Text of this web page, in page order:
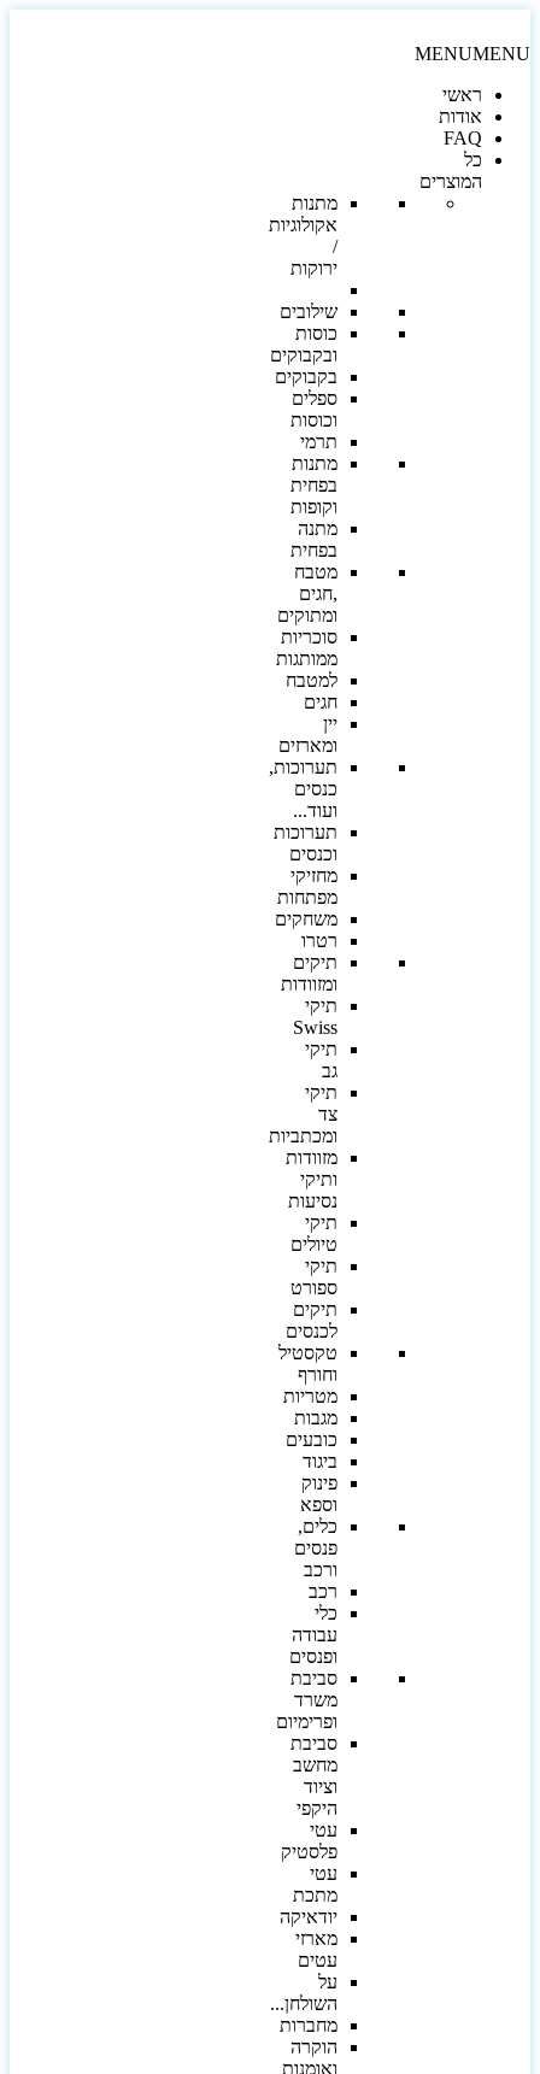
MENU
ראשי
אודות
FAQ
כל
המוצרים
מתנות
אקולוגיות
ירוקות
שילובים
כוסות
ובקבוקים
בקבוקים
ספלים
וכוסות
תרמי
מתנות
בפחית
וקופות
מתנה
בפחית
מטבח
,חגים
ומתוקים
סוכריות
ממותגות
למטבח
חגים
יין
ומארזים
תערוכות,
כנסים
ועוד...
תערוכות
וכנסים
מחזיקי
מפתחות
משחקים
רטרו
תיקים
ומזוודות
תיקי
Swiss
תיקי
תיקי
ומכתביות
מזוודות
ותיקי
נסיעות
תיקי
טיולים
תיקי
ספורט
תיקים
לכנסים
טקסטיל
וחורף
מטריות
מגבות
כובעים
ביגוד
פינוק
וספא
כלים,
פנסים
ורכב
רכב
כלי
עבודה
ופנסים
סביבת
משרד
ופרימיום
סביבת
מחשב
וציוד
היקפי
עטי
פלסטיק
עטי
מתכת
יודאיקה
מארזי
עטים
על
השולחן...
מחברות
הוקרה
ואומנות